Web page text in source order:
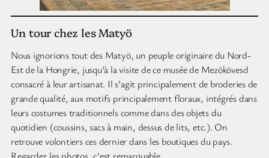
Un tour chez les Matyö
Nous ignorions tout des Matyö, un peuple originaire du Nord-
Est de la Hongrie, jusqu’à la visite de ce musée de Mezökövesd
consacré à leur artisanat. Il s’agit principalement de broderies de
grande qualité, aux motifs principalement floraux, intégrés dans
leurs costumes traditionnels comme dans des objets du
quotidien (coussins, sacs à main, dessus de lits, etc.). On
retrouve volontiers ces dernier dans les boutiques du pays.